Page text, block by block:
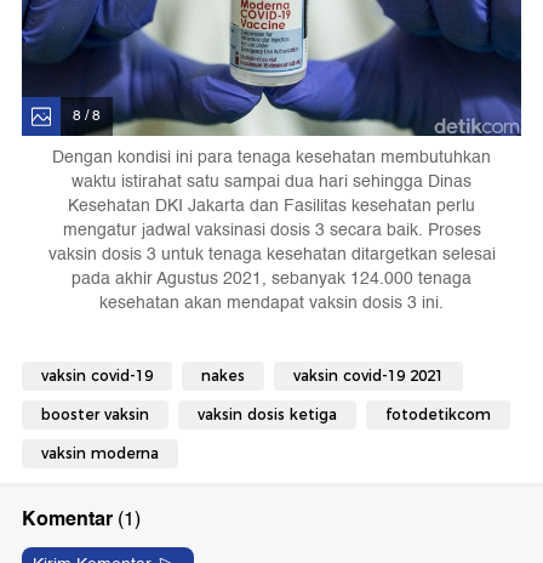
8 / 8
Dengan kondisi ini para tenaga kesehatan membutuhkan
waktu istirahat satu sampai dua hari sehingga Dinas
Kesehatan DKI Jakarta dan Fasilitas kesehatan perlu
mengatur jadwal vaksinasi dosis 3 secara baik. Proses
vaksin dosis 3 untuk tenaga kesehatan ditargetkan selesai
pada akhir Agustus 2021, sebanyak 124.000 tenaga
kesehatan akan mendapat vaksin dosis 3 ini.
vaksin covid-19 nakes vaksin covid-19 2021
booster vaksin vaksin dosis ketiga fotodetikcom
vaksin moderna